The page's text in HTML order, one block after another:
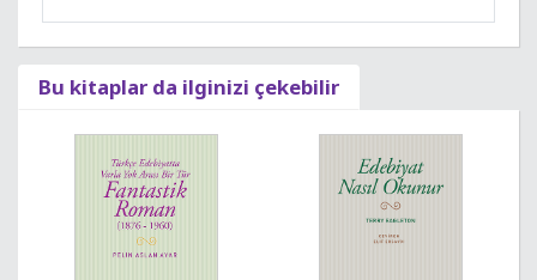
Bu kitaplar da ilginizi çekebilir